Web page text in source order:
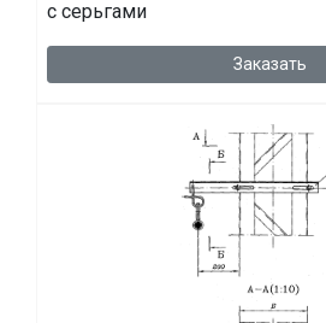
с серьгами
Заказать